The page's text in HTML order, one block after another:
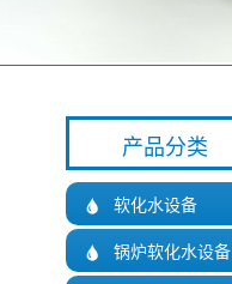
产品分类
 软化水设备
 锅炉软化水设备